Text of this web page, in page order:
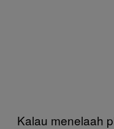
Kalau menelaah